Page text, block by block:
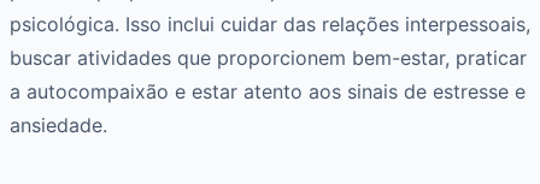
psicológica. Isso inclui cuidar das relações interpessoais,
buscar atividades que proporcionem bem-estar, praticar
a autocompaixão e estar atento aos sinais de estresse e
ansiedade.